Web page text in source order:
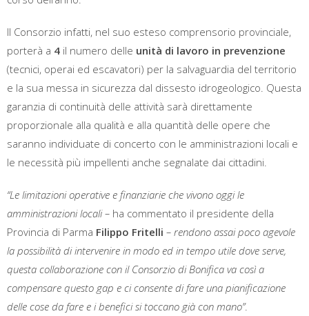
Il Consorzio infatti, nel suo esteso comprensorio provinciale,
porterà a 4 il numero delle unità di lavoro in prevenzione
(tecnici, operai ed escavatori) per la salvaguardia del territorio
e la sua messa in sicurezza dal dissesto idrogeologico. Questa
garanzia di continuità delle attività sarà direttamente
proporzionale alla qualità e alla quantità delle opere che
saranno individuate di concerto con le amministrazioni locali e
le necessità più impellenti anche segnalate dai cittadini.
“Le limitazioni operative e finanziarie che vivono oggi le
amministrazioni locali – ha commentato il presidente della
Provincia di Parma Filippo Fritelli – rendono assai poco agevole
la possibilità di intervenire in modo ed in tempo utile dove serve,
questa collaborazione con il Consorzio di Bonifica va così a
compensare questo gap e ci consente di fare una pianificazione
delle cose da fare e i benefici si toccano già con mano”.